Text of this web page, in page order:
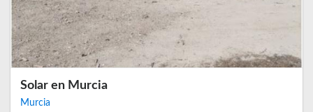
Solar en Murcia
Murcia